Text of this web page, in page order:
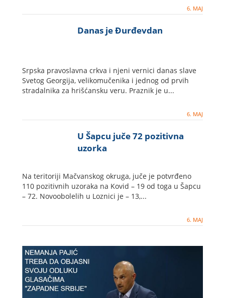
6. MAJ
Danas je Đurđevdan
Srpska pravoslavna crkva i njeni vernici danas slave
Svetog Georgija, velikomučenika i jednog od prvih
stradalnika za hrišćansku veru. Praznik je u...
6. MAJ
U Šapcu juče 72 pozitivna
uzorka
Na teritoriji Mačvanskog okruga, juče je potvrđeno
110 pozitivnih uzoraka na Kovid – 19 od toga u Šapcu
– 72. Novoobolelih u Loznici je – 13,...
6. MAJ